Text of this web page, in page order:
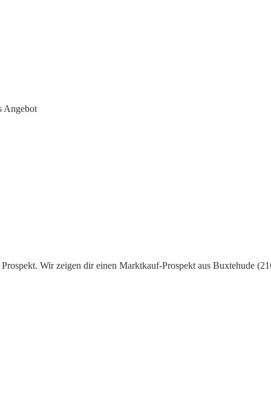
Angebot
Wir zeigen dir einen Marktkauf-Prospekt aus Buxtehude